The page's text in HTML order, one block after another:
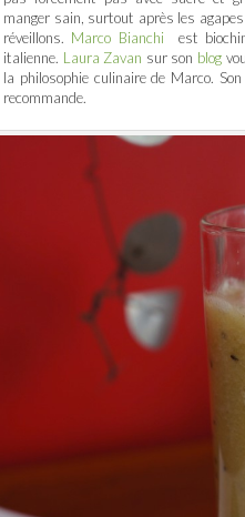
manger sain, surtout après les
réveillons. Marco Bianchi
est
italienne. Laura Zavan sur son blog
la philosophie culinaire de Marco.
recommande.